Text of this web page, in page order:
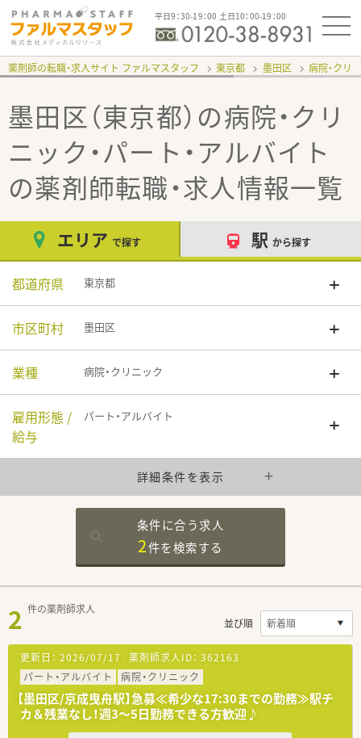
平日9：30-19：00 土日10：00-19：00
薬剤師の転職・求人サイト ファルマスタッフ 東京都 墨田区 病院・クリ
墨田区（東京都）の病院・クリ
ニック・パート・アルバイト
の薬剤師転職・求人情報一覧
エリア で探す 駅 から探す
都道府県 東京都
市区町村 墨田区
業種 病院・クリニック
雇用形態 /
給与
パート・アルバイト
詳細条件を表示
条件に合う求人
2件を検索する
2 件の薬剤師求人
並び順
更新日： 2026/07/17 薬剤師求人ID： 362163
パート・アルバイト
病院・クリニック
【墨田区/京成曳舟駅】急募≪希少な17:30までの勤務≫駅チ
カ＆残業なし！週3～5日勤務できる方歓迎♪